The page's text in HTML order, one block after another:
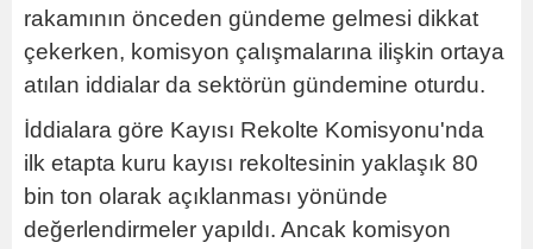
rakamının önceden gündeme gelmesi dikkat
çekerken, komisyon çalışmalarına ilişkin ortaya
atılan iddialar da sektörün gündemine oturdu.
İddialara göre Kayısı Rekolte Komisyonu'nda
ilk etapta kuru kayısı rekoltesinin yaklaşık 80
bin ton olarak açıklanması yönünde
değerlendirmeler yapıldı. Ancak komisyon